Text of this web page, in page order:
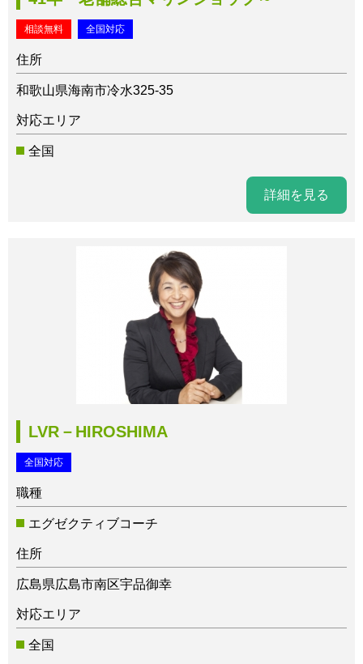
相談無料 全国対応
住所
和歌山県海南市冷水325-35
対応エリア
全国
詳細を見る
LVR－HIROSHIMA
全国対応
職種
エグゼクティブコーチ
住所
広島県広島市南区宇品御幸
対応エリア
全国